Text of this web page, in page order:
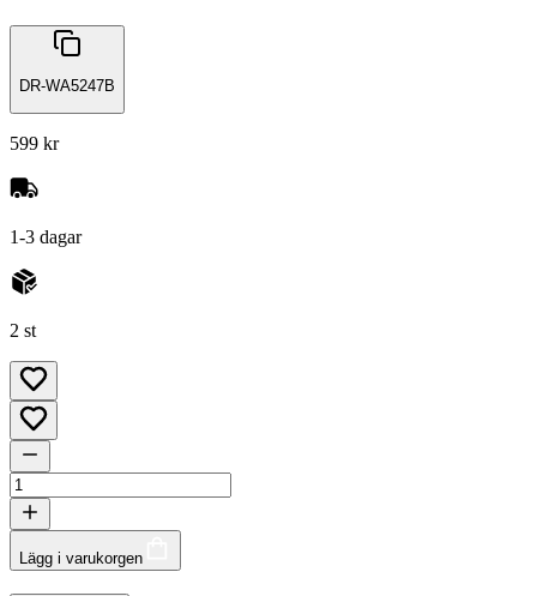
DR-WA5247B
599 kr
1-3 dagar
2 st
Lägg i varukorgen